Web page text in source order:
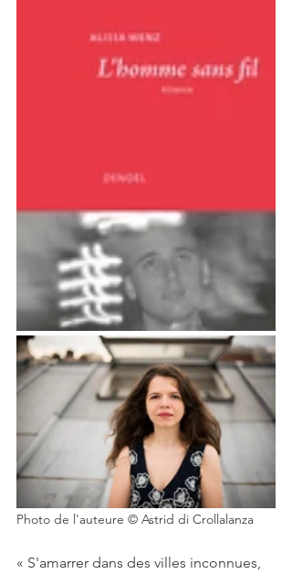
Photo de l'auteure © Astrid di Crollalanza
« S'amarrer dans des villes inconnues,